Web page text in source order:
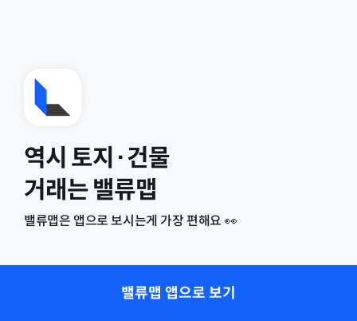
역시 토지·건물
거래는 밸류맵
밸류맵은 앱으로 보시는게 가장 편해요 👀
밸류맵 앱으로 보기